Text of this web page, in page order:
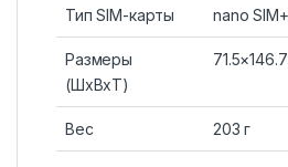
Тип SIM-карты nano
Размеры
(ШxВxТ)
Вес 203 г